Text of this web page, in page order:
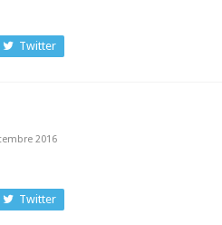
Twitter
2016
Twitter